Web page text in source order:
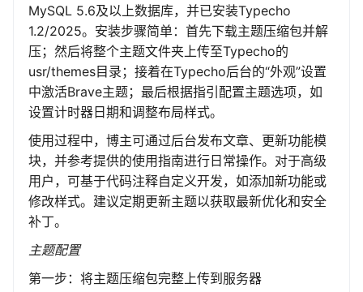
MySQL 5.6及以上数据库，并已安装Typecho
1.2/2025。安装步骤简单：首先下载主题压缩包并解
压；然后将整个主题文件夹上传至Typecho的
usr/themes目录；接着在Typecho后台的“外观”设置
中激活Brave主题；最后根据指引配置主题选项，如
设置计时器日期和调整布局样式。
使用过程中，博主可通过后台发布文章、更新功能模
块，并参考提供的使用指南进行日常操作。对于高级
用户，可基于代码注释自定义开发，如添加新功能或
修改样式。建议定期更新主题以获取最新优化和安全
补丁。
主题配置
第一步：将主题压缩包完整上传到服务器